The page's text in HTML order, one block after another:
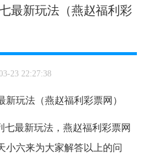
最新玩法（燕赵福利彩
23 22:27:38
七最新玩法，燕赵福利彩票网
小六来为大家解答以上的问